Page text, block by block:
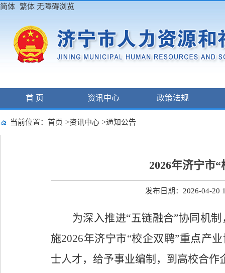
简体 繁体 无障碍浏览
首 页 资讯中心 政策法规
当前位置： 首页 >资讯中心 >通知公告
2026年济宁市
发布日期：2026-04-20
为深入推进“五链融合”协同机制
施2026年济宁市“校企双聘”重点产
士人才，给予事业编制，到高校合作